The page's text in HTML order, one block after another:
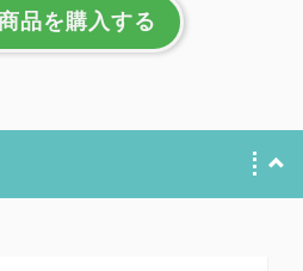
品を購入する